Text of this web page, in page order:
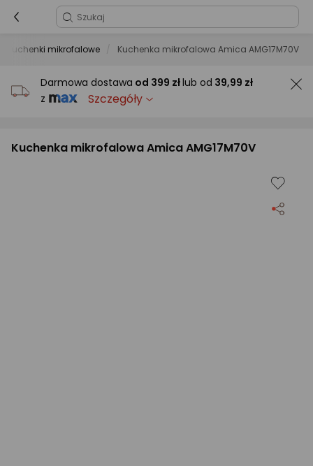
Kuchenki mikrofalowe Kuchenka mikrofalowa Amica AMG17M70V
Darmowa dostawa od 399 złlub od 39,99 zł
z
Szczegóły
Kuchenka mikrofalowa Amica AMG17M70V